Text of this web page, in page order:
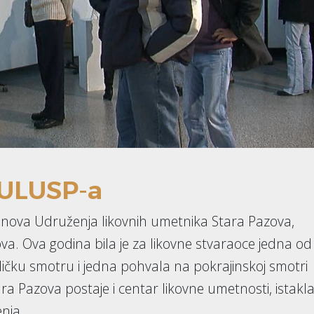
a
Udruženja likovnih umetnika Stara Pazova,
Ova godina bila je za likovne stvaraoce jedna od
smotru i jedna pohvala na pokrajinskoj smotri
Pazova postaje i centar likovne umetnosti,